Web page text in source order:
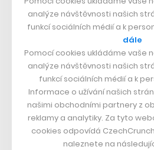
SLEDUJTE NÁS
analýze návštěvnosti našich
funkcí sociálních médií a k
dále
Pomocí cookies ukládáme vaše
analýze návštěvnosti našich
funkcí sociálních médií a k
Informace o užívání našich
našimi obchodními partnery z
reklamy a analytiky. Za tyto
cookies odpovídá
naleznete na